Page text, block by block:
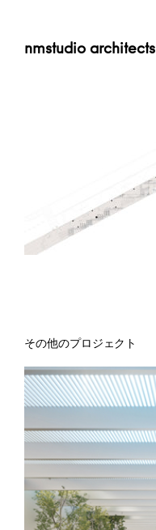
nmstudio architects
その他のプロジェクト